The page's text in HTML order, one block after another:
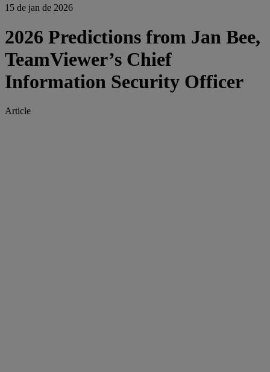
15 de jan de 2026
2026 Predictions from Jan Bee,
TeamViewer’s Chief
Information Security Officer
Article